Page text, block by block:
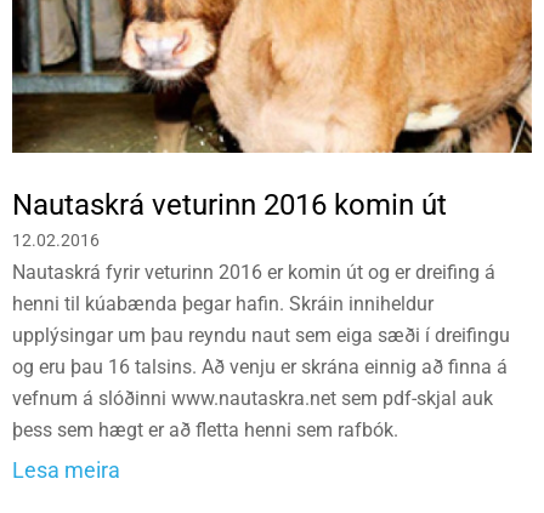
Nautaskrá veturinn 2016 komin út
12.02.2016
Nautaskrá fyrir veturinn 2016 er komin út og er dreifing á
henni til kúabænda þegar hafin. Skráin inniheldur
upplýsingar um þau reyndu naut sem eiga sæði í dreifingu
og eru þau 16 talsins. Að venju er skrána einnig að finna á
vefnum á slóðinni www.nautaskra.net sem pdf-skjal auk
þess sem hægt er að fletta henni sem rafbók.
Lesa meira